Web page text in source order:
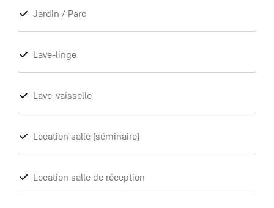
Jardin / Parc
Lave-linge
Lave-vaisselle
Location salle (séminaire)
Location salle de réception